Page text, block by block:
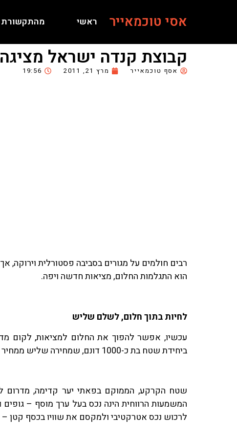
אסי טוכמאייר ראשי מהתקשורת
קבוצת קנדה ישראל
אסף טוכמאייר מרץ 21, 2011 19:56
רבים חולמים על מגורים בסביבה פסטורלית
הוא התגלמות החלום, מציאות חדשה ויפה.
לחיות בתוך חלום, לשלם שליש
עכשיו, אפשר להפוך את החלום למציאות, לקום
ביחידת שטח בת כ-1000 דונם, שמחירה שליש ממחיר דירה!
שטח הקרקע, הממוקם בפאתי יער קדימה, מדרום
המשמעות הרווחית הינה נכס בעל ערך מוסף –
לרכוש נכס אטרקטיבי ולמקסם את שוויו בכסף קטן – שליש